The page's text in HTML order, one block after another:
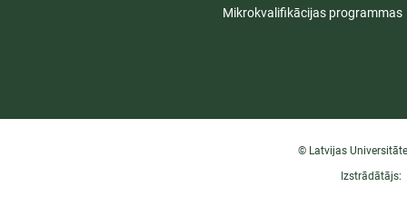
Mikrokvalifikācijas programmas
© Latvijas
Izstrādātājs: